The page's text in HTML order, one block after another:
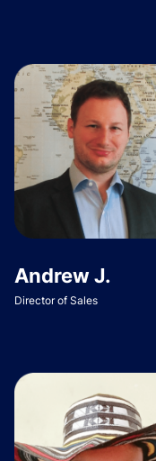
Andrew J.
Director of Sales